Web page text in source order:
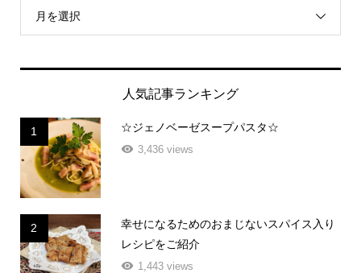
月を選択
人気記事ランキング
1 ☆ジェノベーゼスープパスタ☆
3,436 views
2
幸せになるためのおまじないスパイス入り
レシピをご紹介
1,443 views